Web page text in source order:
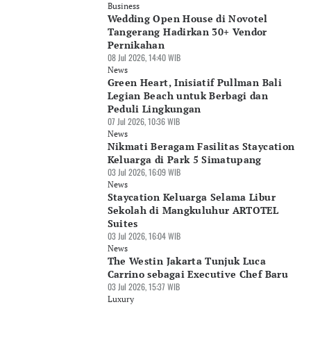
Business
Wedding Open House di Novotel
Tangerang Hadirkan 30+ Vendor
Pernikahan
08 Jul 2026, 14:40 WIB
News
Green Heart, Inisiatif Pullman Bali
Legian Beach untuk Berbagi dan
Peduli Lingkungan
07 Jul 2026, 10:36 WIB
News
Nikmati Beragam Fasilitas Staycation
Keluarga di Park 5 Simatupang
03 Jul 2026, 16:09 WIB
News
Staycation Keluarga Selama Libur
Sekolah di Mangkuluhur ARTOTEL
Suites
03 Jul 2026, 16:04 WIB
News
The Westin Jakarta Tunjuk Luca
Carrino sebagai Executive Chef Baru
03 Jul 2026, 15:37 WIB
Luxury